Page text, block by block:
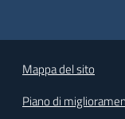
Mappa del sito
Piano di